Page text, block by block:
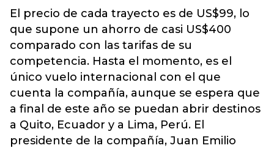
El precio de cada trayecto es de US$99, lo
que supone un ahorro de casi US$400
comparado con las tarifas de su
competencia. Hasta el momento, es el
único vuelo internacional con el que
cuenta la compañía, aunque se espera que
a final de este año se puedan abrir destinos
a Quito, Ecuador y a Lima, Perú. El
presidente de la compañía, Juan Emilio